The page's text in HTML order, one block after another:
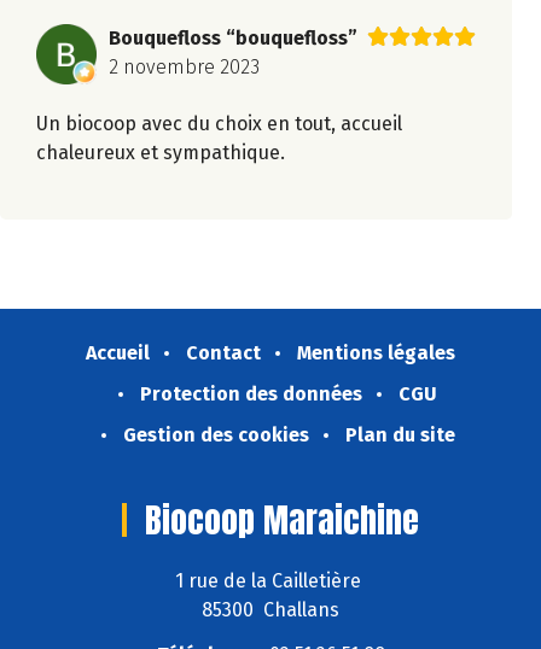
Bouquefloss “bouquefloss”
2 novembre 2023
Un biocoop avec du choix en tout, accueil
chaleureux et sympathique.
Accueil Contact
Mentions légales
Protection des données
CGU
Gestion des cookies
Plan du site
Biocoop Maraichine
1 rue de la Cailletière
85300 Challans